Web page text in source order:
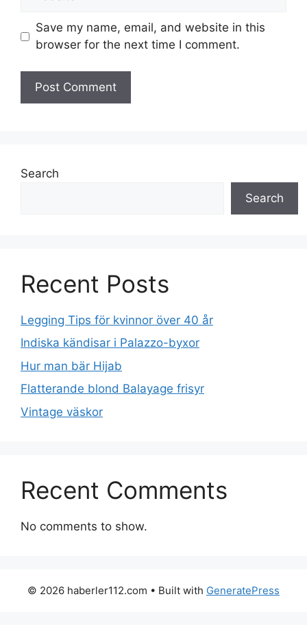
Save my name, email, and website in this
browser for the next time I comment.
Search
Search
Recent Posts
Legging Tips för kvinnor över 40 år
Indiska kändisar i Palazzo-byxor
Hur man bär Hijab
Flatterande blond Balayage frisyr
Vintage väskor
Recent Comments
No comments to show.
© 2026 haberler112.com • Built with GeneratePress